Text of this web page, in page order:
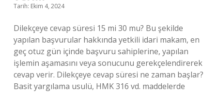
Tarih: Ekim 4, 2024
Dilekçeye cevap süresi 15 mi 30 mu? Bu şekilde
yapılan başvurular hakkında yetkili idari makam, en
geç otuz gün içinde başvuru sahiplerine, yapılan
işlemin aşamasını veya sonucunu gerekçelendirerek
cevap verir. Dilekçeye cevap süresi ne zaman başlar?
Basit yargılama usulü, HMK 316 vd. maddelerde